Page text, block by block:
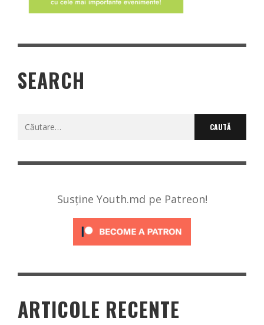
SEARCH
Caută
Susține Youth.md pe Patreon!
ARTICOLE RECENTE